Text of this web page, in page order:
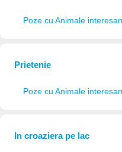
Poze cu Animale
Prietenie
Poze cu Animale
In croaziera pe lac